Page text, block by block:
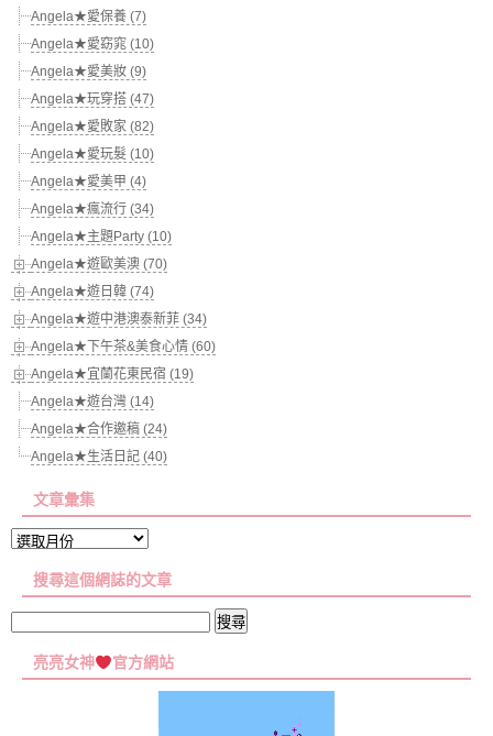
Angela★愛保養 (7)
Angela★愛窈窕 (10)
Angela★愛美妝 (9)
Angela★玩穿搭 (47)
Angela★愛敗家 (82)
Angela★愛玩髮 (10)
Angela★愛美甲 (4)
Angela★瘋流行 (34)
Angela★主題Party (10)
Angela★遊歐美澳 (70)
Angela★遊日韓 (74)
Angela★遊中港澳泰新菲 (34)
Angela★下午茶&美食心情 (60)
Angela★宜蘭花東民宿 (19)
Angela★遊台灣 (14)
Angela★合作邀稿 (24)
Angela★生活日記 (40)
文章彙集
文
彙
搜尋這個網誌的文章
關
亮亮女神 官方網站